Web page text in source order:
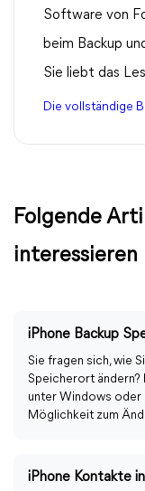
Software von
beim Backup
Sie liebt das
Die vollständige
Folgende
interessieren
Sie fragen sich, wie
Speicherort ändern?
unter Windows oder
Möglichkeit zum